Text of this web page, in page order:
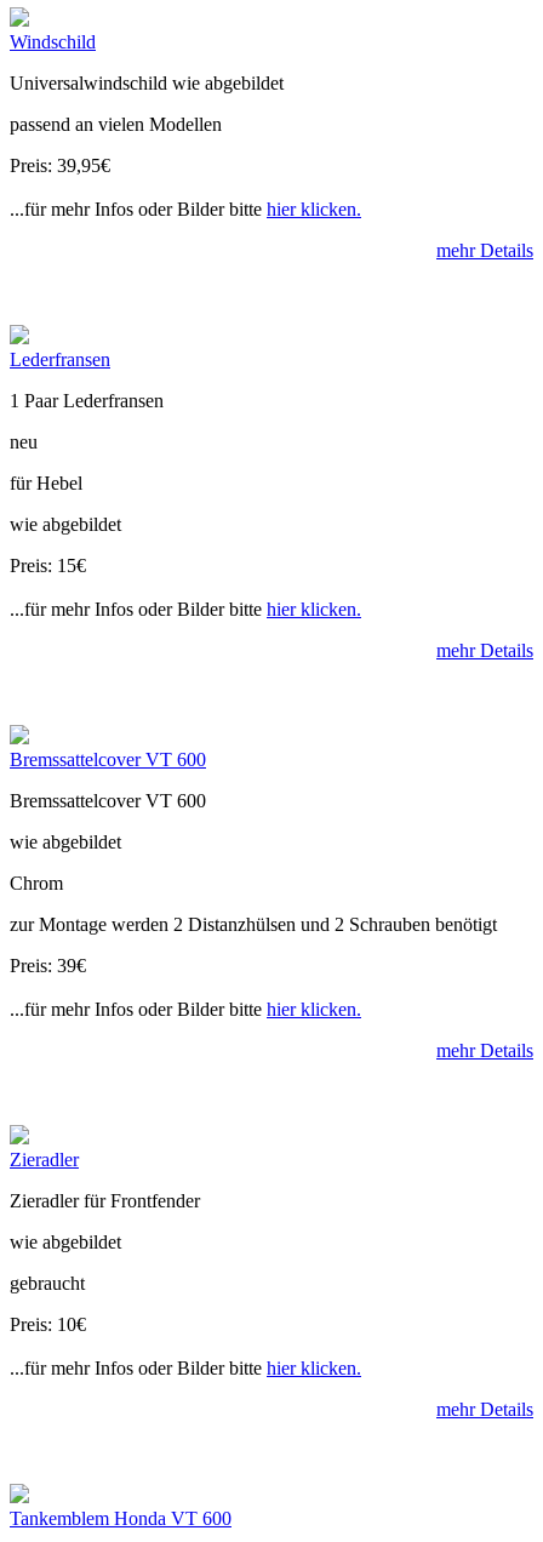
Windschild
Universalwindschild wie abgebildet
passend an vielen Modellen
Preis: 39,95€
...für mehr Infos oder Bilder bitte hier klicken.
mehr Details
Lederfransen
1 Paar Lederfransen
neu
für Hebel
wie abgebildet
Preis: 15€
...für mehr Infos oder Bilder bitte hier klicken.
mehr Details
Bremssattelcover VT 600
Bremssattelcover VT 600
wie abgebildet
Chrom
zur Montage werden 2 Distanzhülsen und 2 Schrauben benötigt
Preis: 39€
...für mehr Infos oder Bilder bitte hier klicken.
mehr Details
Zieradler
Zieradler für Frontfender
wie abgebildet
gebraucht
Preis: 10€
...für mehr Infos oder Bilder bitte hier klicken.
mehr Details
Tankemblem Honda VT 600